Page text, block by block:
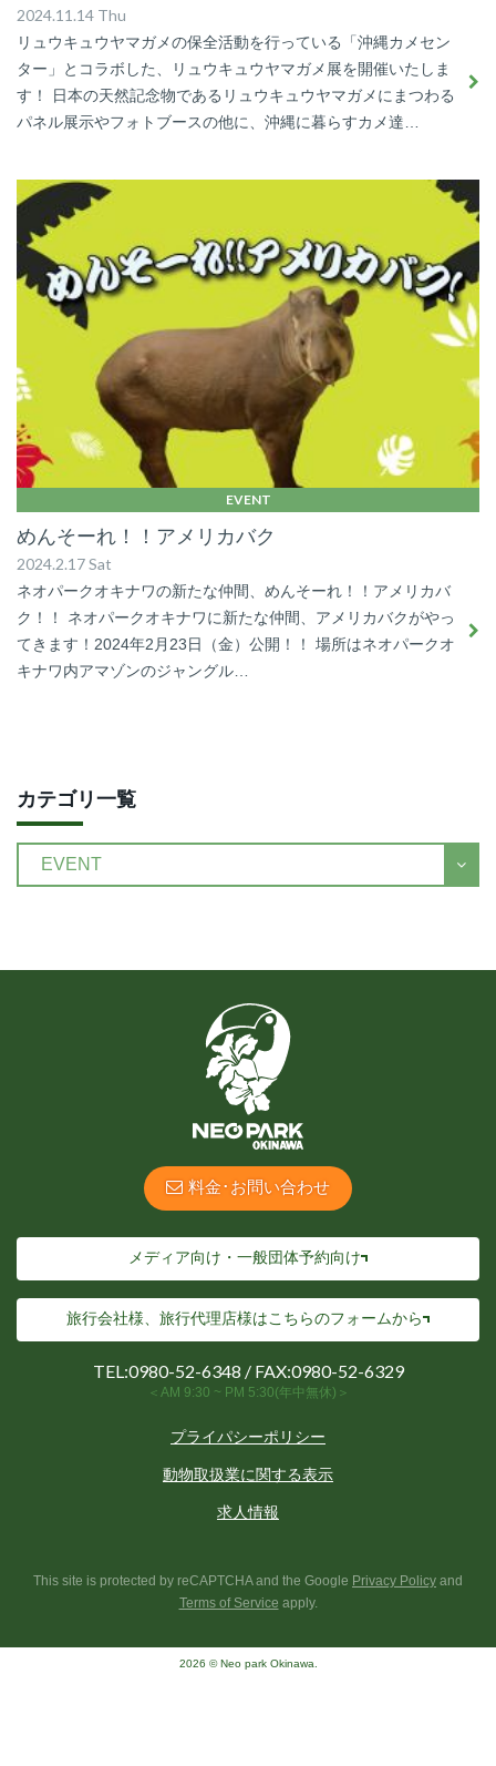
2024.11.14 Thu
リュウキュウヤマガメの保全活動を行っている「沖縄カメセン
ター」とコラボした、リュウキュウヤマガメ展を開催いたしま
す！ 日本の天然記念物であるリュウキュウヤマガメにまつわる
パネル展示やフォトブースの他に、沖縄に暮らすカメ達…
EVENT
めんそーれ！！アメリカバク
2024.2.17 Sat
ネオパークオキナワの新たな仲間、めんそーれ！！アメリカバ
ク！！ ネオパークオキナワに新たな仲間、アメリカバクがやっ
てきます！2024年2月23日（金）公開！！ 場所はネオパークオ
キナワ内アマゾンのジャングル…
カテゴリ一覧
料金･お問い合わせ
メディア向け・一般団体予約向け
旅行会社様、旅行代理店様はこちらのフォームから
TEL:0980-52-6348 / FAX:0980-52-6329
＜AM 9:30 ~ PM 5:30(年中無休)＞
プライパシーポリシー
動物取扱業に関する表示
求人情報
This site is protected by reCAPTCHA and the Google Privacy Policy and
Terms of Service apply.
2026 © Neo park Okinawa.